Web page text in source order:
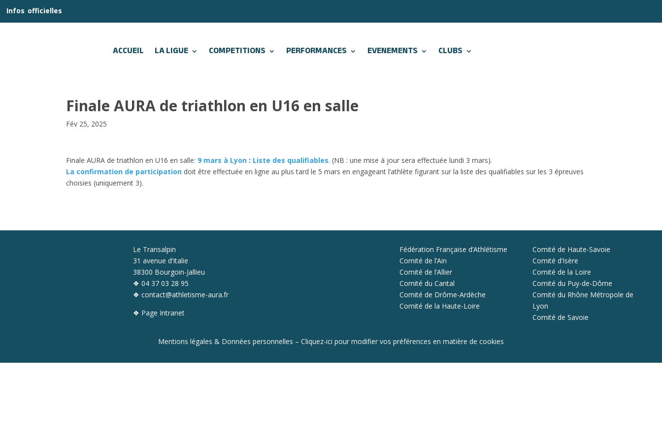
Infos officielles
ACCUEIL LA LIGUE COMPETITIONS PERFORMANCES EVENEMENTS CLUBS
Finale AURA de triathlon en U16 en salle
Fév 25, 2025
Finale AURA de triathlon en U16 en salle: 9 mars à Lyon : Liste des qualifiables. (NB : une mise à jour sera effectuée lundi 3 mars).
La confirmation de participation doit être effectuée en ligne au plus tard le 5 mars en engageant l’athlète figurant sur la liste des qualifiables sur les 3 épreuves
choisies (uniquement 3).
Le Transalpin
31 avenue d’Italie
38300 Bourgoin-Jallieu
❖ 04 37 03 28 95
❖ contact@athletisme-aura.fr
❖ Page Intranet
Fédération Française d’Athlétisme
Comité de l’Ain
Comité de l’Allier
Comité du Cantal
Comité de Drôme-Ardèche
Comité de la Haute-Loire
Comité de Haute-Savoie
Comité d’Isère
Comité de la Loire
Comité du Puy-de-Dôme
Comité du Rhône Métropole de
Lyon
Comité de Savoie
Mentions légales & Données personnelles – Cliquez-ici pour modifier vos préférences en matière de cookies